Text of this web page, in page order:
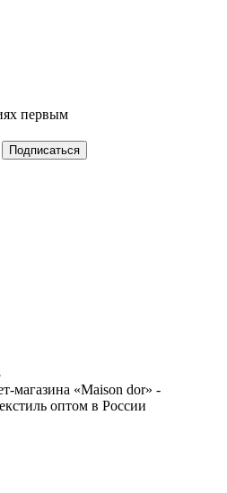
первым
магазина «Maison dor» -
оптом в России